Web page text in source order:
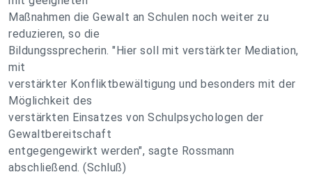
Maßnahmen die Gewalt an Schulen noch weiter zu
reduzieren, so die
Bildungssprecherin. "Hier soll mit verstärkter Mediation,
mit
verstärkter Konfliktbewältigung und besonders mit der
Möglichkeit des
verstärkten Einsatzes von Schulpsychologen der
Gewaltbereitschaft
entgegengewirkt werden", sagte Rossmann
abschließend. (Schluß)